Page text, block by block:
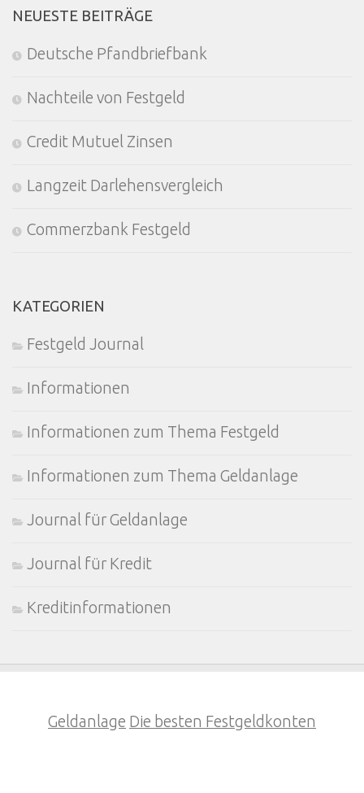
NEUESTE BEITRÄGE
Deutsche Pfandbriefbank
Nachteile von Festgeld
Credit Mutuel Zinsen
Langzeit Darlehensvergleich
Commerzbank Festgeld
KATEGORIEN
Festgeld Journal
Informationen
Informationen zum Thema Festgeld
Informationen zum Thema Geldanlage
Journal für Geldanlage
Journal für Kredit
Kreditinformationen
Geldanlage Die besten Festgeldkonten